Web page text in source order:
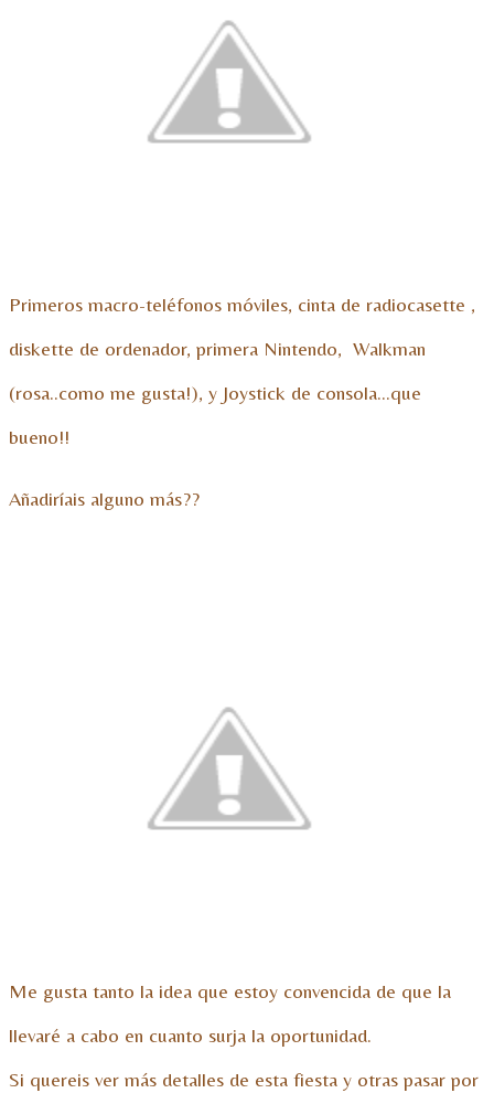
Primeros macro-teléfonos móviles, cinta de radiocasette ,
diskette de ordenador, primera Nintendo, Walkman
(rosa..como me gusta!), y Joystick de consola…que
bueno!!
Añadiríais alguno más??
Me gusta tanto la idea que estoy convencida de que la
llevaré a cabo en cuanto surja la oportunidad.
Si quereis ver más detalles de esta fiesta y otras pasar por